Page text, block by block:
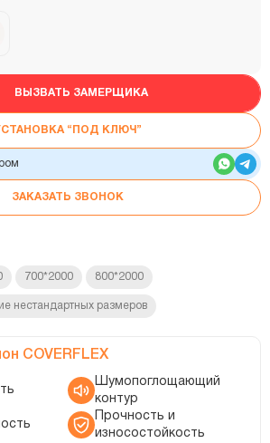
ВЫЗВАТЬ ЗАМЕРЩИКА
“ПОД КЛЮЧ”
ЗАКАЗАТЬ ЗВОНОК
700*2000 800*2000
нестандартных размеров
COVERFLEX
Шумопоглощающий
контур
Прочность и
износостойкость